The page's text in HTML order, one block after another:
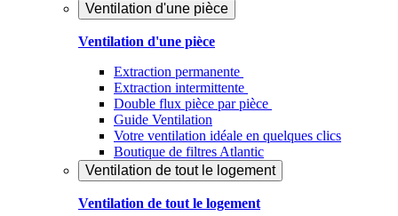
Ventilation d'une pièce
Ventilation d'une pièce
Extraction permanente
Extraction intermittente
Double flux pièce par pièce
Guide Ventilation
Votre ventilation idéale en quelques clics
Boutique de filtres Atlantic
Ventilation de tout le logement
Ventilation de tout le logement